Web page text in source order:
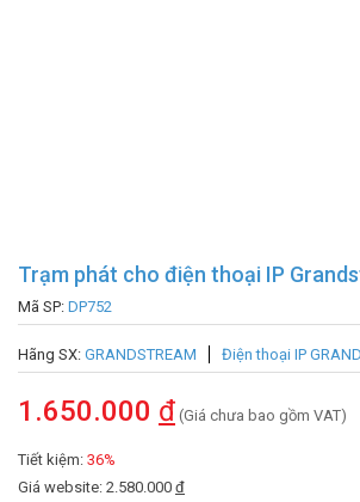
Trạm phát cho điện thoại IP
Mã SP: DP752
Hãng SX: GRANDSTREAM Điện thoại IP
1.650.000 đ (Giá chưa bao gồm VAT)
Tiết kiệm: 36%
Giá website: 2.580.000 đ